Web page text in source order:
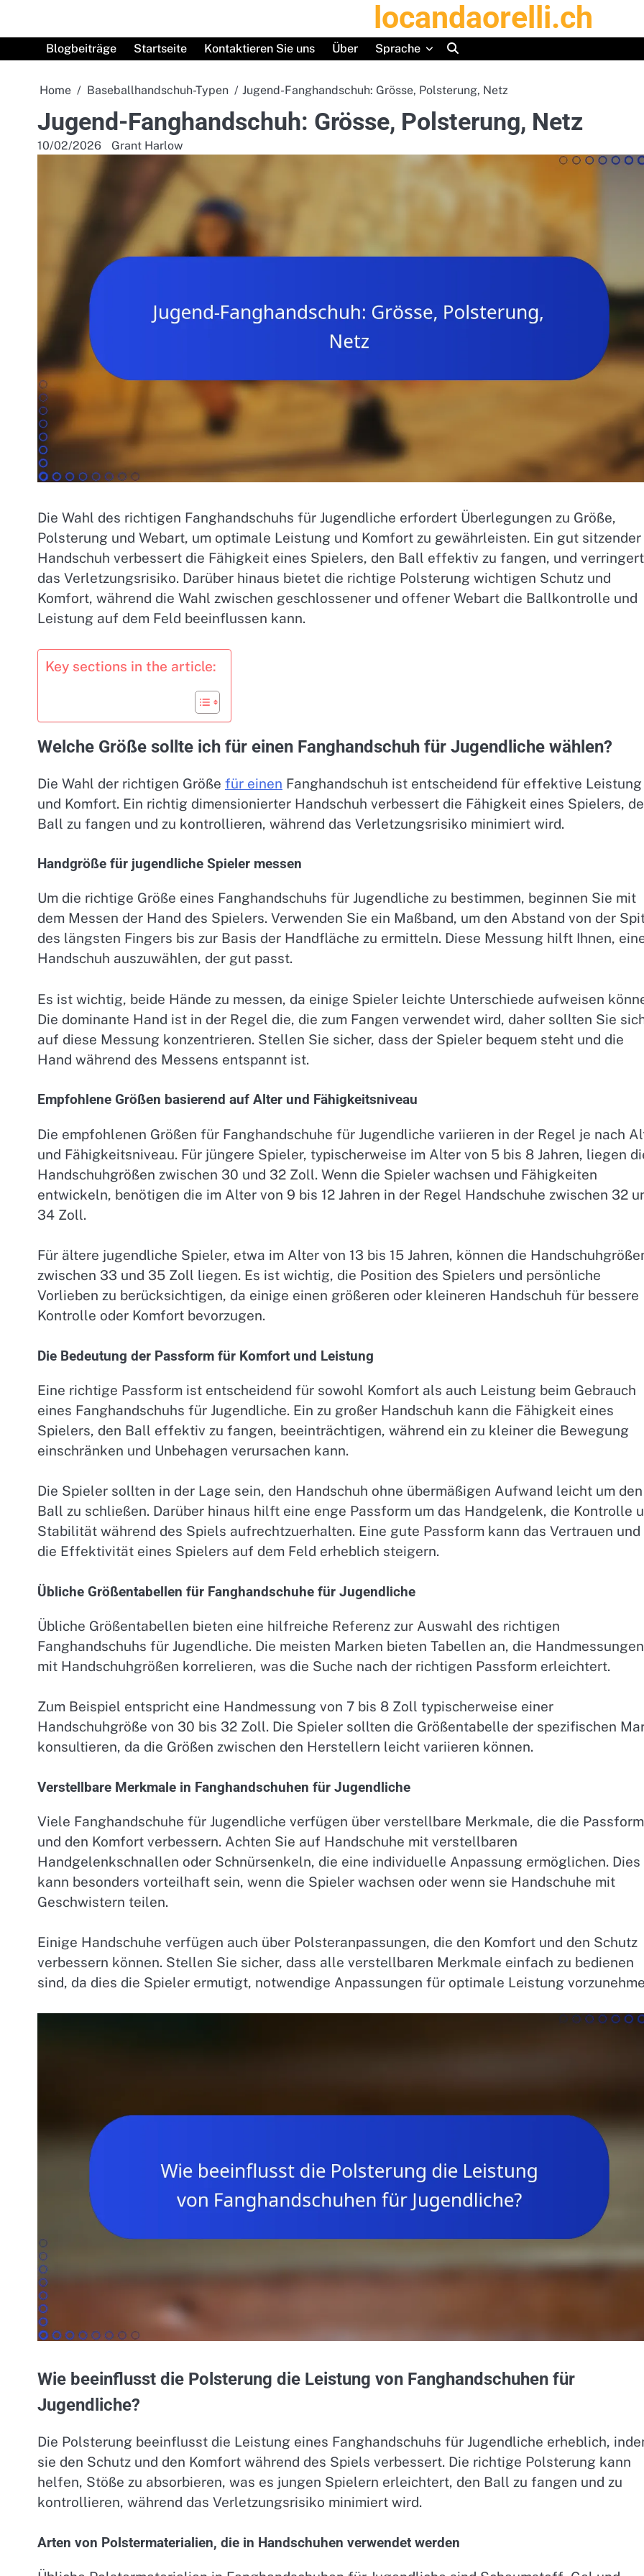
content
locandaorelli.ch
Blogbeiträge Startseite Kontaktieren Sie uns Über Sprache
Home Baseballhandschuh-Typen Jugend-Fanghandschuh: Grösse, Polsterung, Netz
Jugend-Fanghandschuh: Grösse, Polsterung, Netz
10/02/2026 Grant Harlow
Die Wahl des richtigen Fanghandschuhs für Jugendliche erfordert Überlegungen zu Größe,
Polsterung und Webart, um optimale Leistung und Komfort zu gewährleisten. Ein gut sitzender
Handschuh verbessert die Fähigkeit eines Spielers, den Ball effektiv zu fangen, und verringert
das Verletzungsrisiko. Darüber hinaus bietet die richtige Polsterung wichtigen Schutz und
Komfort, während die Wahl zwischen geschlossener und offener Webart die Ballkontrolle und
Leistung auf dem Feld beeinflussen kann.
Key sections in the article:
Welche Größe sollte ich für einen Fanghandschuh für Jugendliche wählen?
Die Wahl der richtigen Größe für einen Fanghandschuh ist entscheidend für effektive Leistung
und Komfort. Ein richtig dimensionierter Handschuh verbessert die Fähigkeit eines Spielers,
Ball zu fangen und zu kontrollieren, während das Verletzungsrisiko minimiert wird.
Handgröße für jugendliche Spieler messen
Um die richtige Größe eines Fanghandschuhs für Jugendliche zu bestimmen, beginnen Sie mit
dem Messen der Hand des Spielers. Verwenden Sie ein Maßband, um den Abstand von der
des längsten Fingers bis zur Basis der Handfläche zu ermitteln. Diese Messung hilft Ihnen,
Handschuh auszuwählen, der gut passt.
Es ist wichtig, beide Hände zu messen, da einige Spieler leichte Unterschiede aufweisen
Die dominante Hand ist in der Regel die, die zum Fangen verwendet wird, daher sollten Sie
auf diese Messung konzentrieren. Stellen Sie sicher, dass der Spieler bequem steht und die
Hand während des Messens entspannt ist.
Empfohlene Größen basierend auf Alter und Fähigkeitsniveau
Die empfohlenen Größen für Fanghandschuhe für Jugendliche variieren in der Regel je nach
und Fähigkeitsniveau. Für jüngere Spieler, typischerweise im Alter von 5 bis 8 Jahren, liegen
Handschuhgrößen zwischen 30 und 32 Zoll. Wenn die Spieler wachsen und Fähigkeiten
entwickeln, benötigen die im Alter von 9 bis 12 Jahren in der Regel Handschuhe zwischen 32
34 Zoll.
Für ältere jugendliche Spieler, etwa im Alter von 13 bis 15 Jahren, können die
zwischen 33 und 35 Zoll liegen. Es ist wichtig, die Position des Spielers und persönliche
Vorlieben zu berücksichtigen, da einige einen größeren oder kleineren Handschuh für bessere
Kontrolle oder Komfort bevorzugen.
Die Bedeutung der Passform für Komfort und Leistung
Eine richtige Passform ist entscheidend für sowohl Komfort als auch Leistung beim Gebrauch
eines Fanghandschuhs für Jugendliche. Ein zu großer Handschuh kann die Fähigkeit eines
Spielers, den Ball effektiv zu fangen, beeinträchtigen, während ein zu kleiner die Bewegung
einschränken und Unbehagen verursachen kann.
Die Spieler sollten in der Lage sein, den Handschuh ohne übermäßigen Aufwand leicht um den
Ball zu schließen. Darüber hinaus hilft eine enge Passform um das Handgelenk, die Kontrolle
Stabilität während des Spiels aufrechtzuerhalten. Eine gute Passform kann das Vertrauen und
die Effektivität eines Spielers auf dem Feld erheblich steigern.
Übliche Größentabellen für Fanghandschuhe für Jugendliche
Übliche Größentabellen bieten eine hilfreiche Referenz zur Auswahl des richtigen
Fanghandschuhs für Jugendliche. Die meisten Marken bieten Tabellen an, die Handmessungen
mit Handschuhgrößen korrelieren, was die Suche nach der richtigen Passform erleichtert.
Zum Beispiel entspricht eine Handmessung von 7 bis 8 Zoll typischerweise einer
Handschuhgröße von 30 bis 32 Zoll. Die Spieler sollten die Größentabelle der spezifischen
konsultieren, da die Größen zwischen den Herstellern leicht variieren können.
Verstellbare Merkmale in Fanghandschuhen für Jugendliche
Viele Fanghandschuhe für Jugendliche verfügen über verstellbare Merkmale, die die Passform
und den Komfort verbessern. Achten Sie auf Handschuhe mit verstellbaren
Handgelenkschnallen oder Schnürsenkeln, die eine individuelle Anpassung ermöglichen. Dies
kann besonders vorteilhaft sein, wenn die Spieler wachsen oder wenn sie Handschuhe mit
Geschwistern teilen.
Einige Handschuhe verfügen auch über Polsteranpassungen, die den Komfort und den Schutz
verbessern können. Stellen Sie sicher, dass alle verstellbaren Merkmale einfach zu bedienen
sind, da dies die Spieler ermutigt, notwendige Anpassungen für optimale Leistung
Wie beeinflusst die Polsterung die Leistung von Fanghandschuhen für
Jugendliche?
Die Polsterung beeinflusst die Leistung eines Fanghandschuhs für Jugendliche erheblich,
sie den Schutz und den Komfort während des Spiels verbessert. Die richtige Polsterung kann
helfen, Stöße zu absorbieren, was es jungen Spielern erleichtert, den Ball zu fangen und zu
kontrollieren, während das Verletzungsrisiko minimiert wird.
Arten von Polstermaterialien, die in Handschuhen verwendet werden